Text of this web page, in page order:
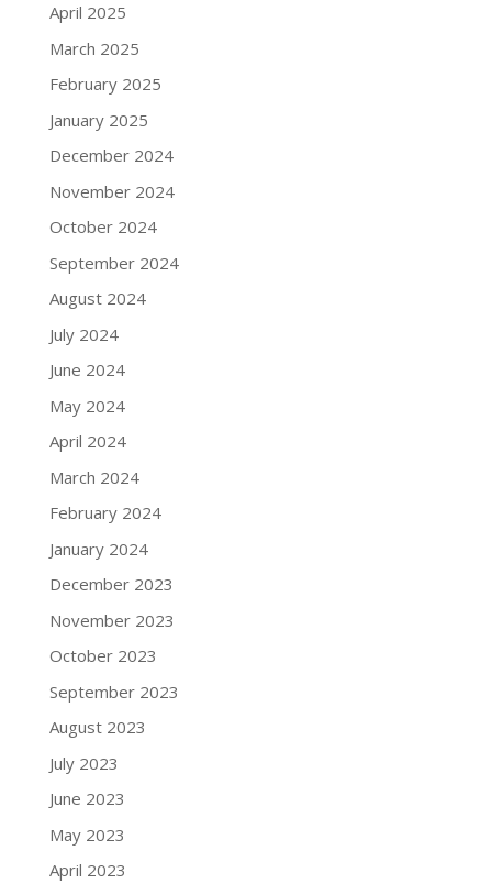
April 2025
March 2025
February 2025
January 2025
December 2024
November 2024
October 2024
September 2024
August 2024
July 2024
June 2024
May 2024
April 2024
March 2024
February 2024
January 2024
December 2023
November 2023
October 2023
September 2023
August 2023
July 2023
June 2023
May 2023
April 2023